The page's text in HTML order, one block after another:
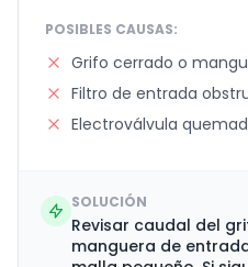
POSIBLES CAUSAS:
Grifo cerrado o
Filtro de entrada
Electroválvula
SOLUCIÓN
Revisar caudal del
manguera de